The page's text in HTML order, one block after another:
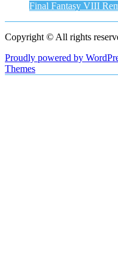
Final Fantasy VIII
Copyright © All rights
Proudly powered by
Themes